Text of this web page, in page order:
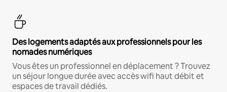
Des logements adaptés aux professionnels pour les
nomades numériques
Vous êtes un professionnel en déplacement ? Trouvez
un séjour longue durée avec accès wifi haut débit et
espaces de travail dédiés.